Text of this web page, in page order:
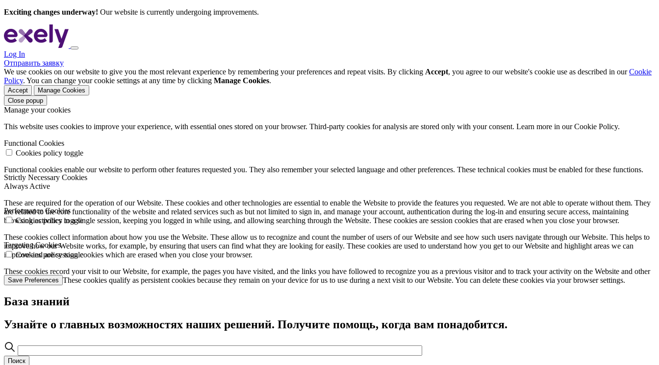
Exciting changes underway! Our website is currently undergoing improvements.
Log In
Отправить заявку
We use cookies on our website to give you the most relevant experience by remembering your preferences and repeat visits. By clicking Accept, you agree to our website's cookie use as described in ourCookie
Policy. You can change your cookie settings at any time by clicking Manage Cookies.
Accept
Manage Cookies
Close popup
Manage your cookies
This website uses cookies to improve your experience, with essential ones stored on your browser. Third-party cookies for analysis are stored only with your consent. Learn more in ourCookie Policy.
Functional Cookies
Cookies policy toggle
Functional cookies enable our website to perform other features requested you. They also remember your selected language and other preferences. These technical cookies must be enabled for these functions.
Strictly Necessary Cookies
Always Active
These are required for the operation of our Website. These cookies and other technologies are essential to enable the Website to provide the features you requested. We are not able to operate without them. They
are related to the core functionality of the website and related services such as but not limited to sign in, and manage your account, authentication during the log-in and ensuring secure access, maintaining
browsing activities in a single session, keeping you logged in while using, and allowing searching through the Website. These cookies are session cookies that are erased when you close your browser.
Performance Cookies
Cookies policy toggle
These cookies collect information about how you use the Website. These allow us to recognize and count the number of users of our Website and see how such users navigate through our Website. This helps to
improve how our Website works, for example, by ensuring that users can find what they are looking for easily. These cookies are used to understand how you get to our Website and highlight areas we can
improve and are session cookies which are erased when you close your browser.
Targeting Cookies
Cookies policy toggle
These cookies record your visit to our Website, for example, the pages you have visited, and the links you have followed to recognize you as a previous visitor and to track your activity on the Website and other
websites you visit. These cookies qualify as persistent cookies because they remain on your device for us to use during a next visit to our Website. You can delete these cookies via your browser settings.
Save Preferences
База знаний
Узнайте о главных возможностях наших решений. Получите помощь, когда вам понадобится.